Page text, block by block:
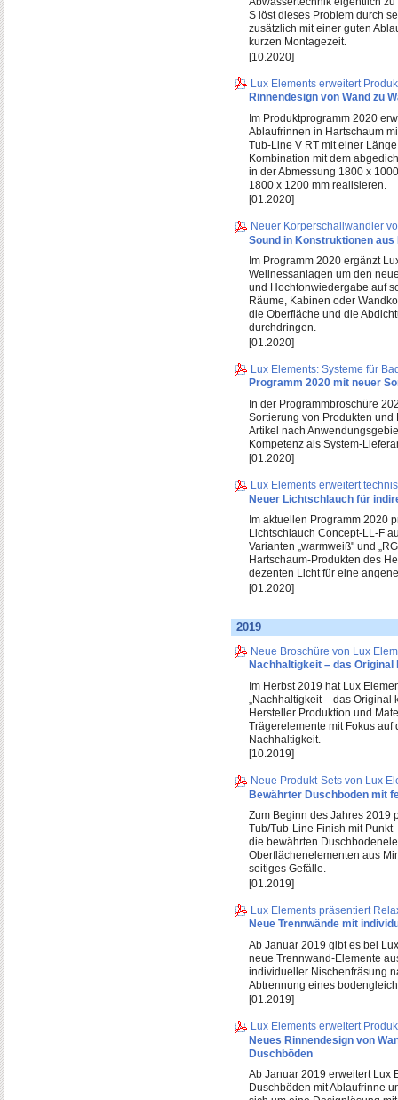
Abwassertechnik eigentlich
S löst dieses Problem durch
zusätzlich mit einer guten
kurzen Montagezeit.
[10.2020]
Lux Elements erweitert
Rinnendesign von Wand zu
Im Produktprogramm 2020
Ablaufrinnen in Hartschaum
Tub-Line V RT mit einer
Kombination mit dem
in der Abmessung 1800 x
1800 x 1200 mm realisieren.
[01.2020]
Neuer Körperschallwandler
Sound in Konstruktionen aus
Im Programm 2020 ergänzt
Wellnessanlagen um den
und Hochtonwiedergabe auf
Räume, Kabinen oder
die Oberfläche und die
durchdringen.
[01.2020]
Lux Elements: Systeme für
Programm 2020 mit neuer
In der Programmbroschüre
Sortierung von Produkten und
Artikel nach
Kompetenz als System-
[01.2020]
Lux Elements erweitert
Neuer Lichtschlauch für
Im aktuellen Programm 2020
Lichtschlauch Concept-LL-F
Varianten „warmweiß" und
Hartschaum-Produkten des
dezenten Licht für eine
[01.2020]
2019
Neue Broschüre von Lux
Nachhaltigkeit – das Original
Im Herbst 2019 hat Lux
„Nachhaltigkeit – das
Hersteller Produktion und
Trägerelemente mit Fokus
Nachhaltigkeit.
[10.2019]
Neue Produkt-Sets von Lux
Bewährter Duschboden mit
Zum Beginn des Jahres 2019
Tub/Tub-Line Finish mit
die bewährten
Oberflächenelementen aus
seitiges Gefälle.
[01.2019]
Lux Elements präsentiert
Neue Trennwände mit
Ab Januar 2019 gibt es bei
neue Trennwand-Elemente
individueller Nischenfräsung
Abtrennung eines
[01.2019]
Lux Elements erweitert
Neues Rinnendesign von
Duschböden
Ab Januar 2019 erweitert Lux
Duschböden mit Ablaufrinne